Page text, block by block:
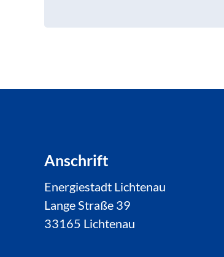
Anschrift
Energiestadt Lichtenau
Lange Straße 39
33165 Lichtenau